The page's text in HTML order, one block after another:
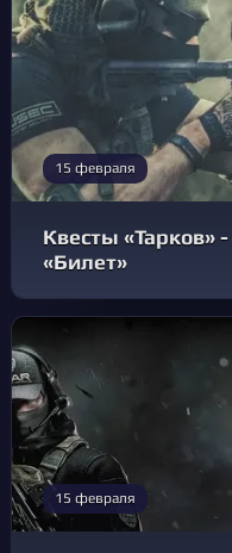
15 февраля
Квесты «Тарков»
«Билет»
15 февраля